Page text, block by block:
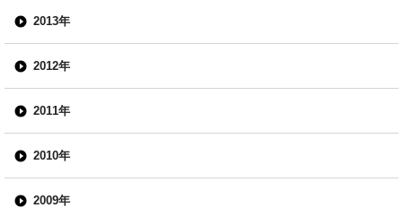
2013年
2012年
2011年
2010年
2009年